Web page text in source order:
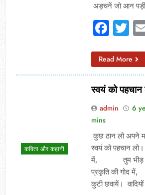
अड़चनें जो आन
Read More
कविता और कहानी
स्वयं को पहचान
admin 6
mins
कुछ ठान लो
स्वयं को पहचान
में, तुम भीड़
प्रकृति की गोद
कुटी छवायें।